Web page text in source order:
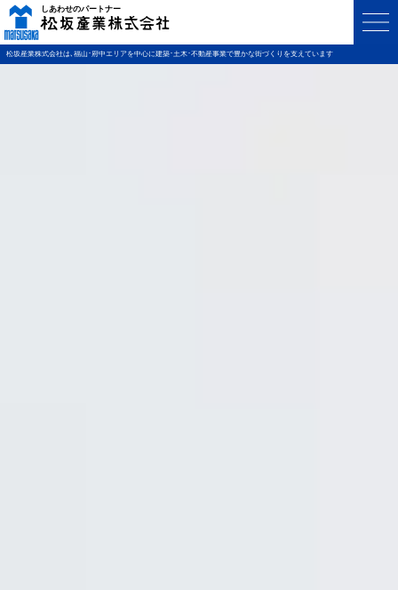
松坂産業株式会社は､福山･府中エリアを中心に建築･土木･不動産事業で豊かな街づくりを支えています